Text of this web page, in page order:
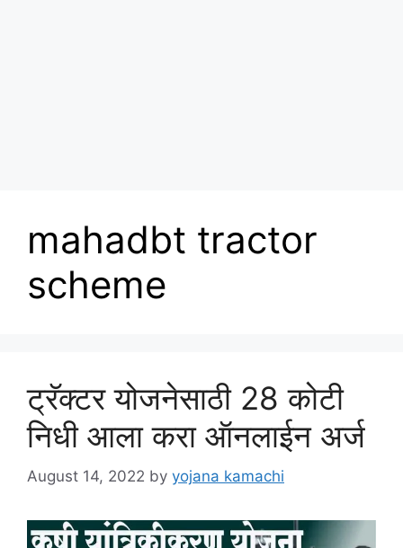
mahadbt tractor
scheme
ट्रॅक्टर योजनेसाठी 28 कोटी
निधी आला करा ऑनलाईन अर्ज
August 14, 2022 by yojana kamachi